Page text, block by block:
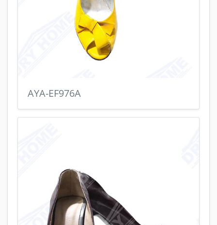
AYA-EF976A